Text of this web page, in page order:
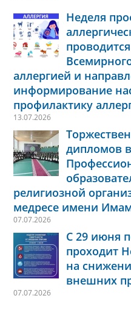
Неделя
аллергией и
информирование
профилактику
13.07.2026
дипломов
религиозной
медресе имени
07.07.2026
С 29 июня
проходит
на
внешних
07.07.2026